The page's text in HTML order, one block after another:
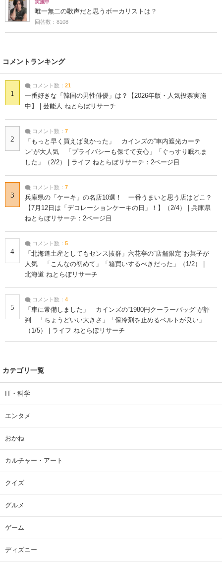
実施中
唯一無二の歌声だと思うボーカリストは？
回答数：8108
コメントランキング
1
コメント数： 21
一番好きな「韓国の男性俳優」は？【2026年版・人気投票実施
中】 | 芸能人 ねとらぼリサーチ
2
コメント数： 7
「もっと早く買えば良かった」 カインズの“車内遮光カーテ
ン”が大人気 「プライバシーも保てて安心」「ぐっすり眠れま
した」（2/2） | ライフ ねとらぼリサーチ：2ページ目
3
コメント数： 7
兵庫県の「ケーキ」の名店10選！ 一番うまいと思う店はどこ？
【7月12日は「デコレーションケーキの日」！】（2/4） | 兵庫県
ねとらぼリサーチ：2ページ目
4
コメント数： 5
「北海道土産としてもセンス抜群」六花亭の“店舗限定”お菓子が
人気 「こんなの初めて」「箱買いするべきだった」（1/2） |
北海道 ねとらぼリサーチ
5
コメント数： 4
「車に常備しました」 カインズの“1980円クーラーバッグ”が評
判 「ちょうどいい大きさ」「保冷剤を止めるベルトが良い」
（1/5） | ライフ ねとらぼリサーチ
カテゴリ一覧
IT・科学
エンタメ
おかね
カルチャー・アート
クイズ
グルメ
ゲーム
ディズニー